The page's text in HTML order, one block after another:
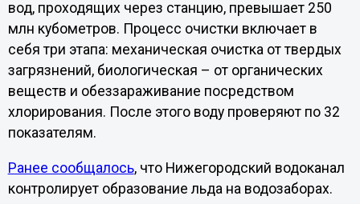
вод, проходящих через станцию, превышает 250
млн кубометров. Процесс очистки включает в
себя три этапа: механическая очистка от твердых
загрязнений, биологическая – от органических
веществ и обеззараживание посредством
хлорирования. После этого воду проверяют по 32
показателям.
Ранее сообщалось, что Нижегородский водоканал
контролирует образование льда на водозаборах.